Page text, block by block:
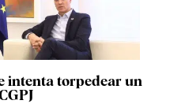
intenta torpedear un